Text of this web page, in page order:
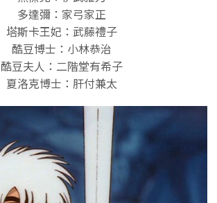
多達彌：家弓家正
塔斯卡王妃：武藤禮子
酷豆博士：小林恭治
酷豆夫人：二階堂有希子
夏洛克博士：肝付兼太